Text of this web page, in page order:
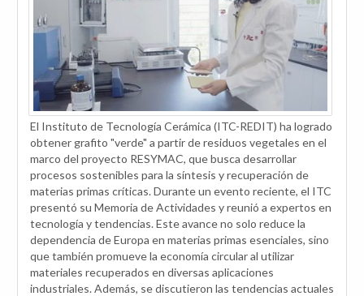
El Instituto de Tecnología Cerámica (ITC-REDIT) ha logrado
obtener grafito "verde" a partir de residuos vegetales en el
marco del proyecto RESYMAC, que busca desarrollar
procesos sostenibles para la síntesis y recuperación de
materias primas críticas. Durante un evento reciente, el ITC
presentó su Memoria de Actividades y reunió a expertos en
tecnología y tendencias. Este avance no solo reduce la
dependencia de Europa en materias primas esenciales, sino
que también promueve la economía circular al utilizar
materiales recuperados en diversas aplicaciones
industriales. Además, se discutieron las tendencias actuales